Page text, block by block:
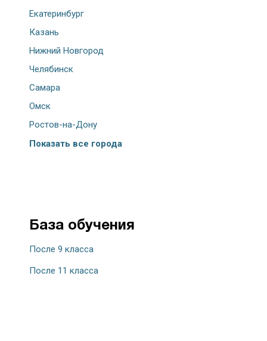
Екатеринбург
Казань
Нижний Новгород
Челябинск
Самара
Омск
Ростов-на-Дону
Показать все города
База обучения
После 9 класса
После 11 класса